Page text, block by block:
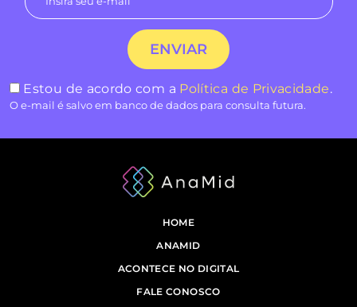
Estou de acordo com a Política de Privacidade.
O e-mail é salvo em banco de dados para consulta futura.
HOME
ANAMID
ACONTECE NO DIGITAL
FALE CONOSCO